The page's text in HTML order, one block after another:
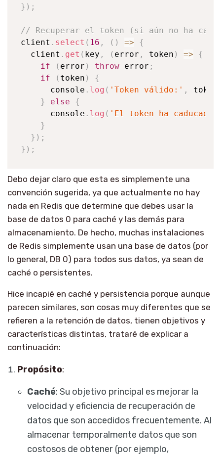
} ) ;
// Recuperar el token (si aún no ha
client . select ( 16 , ( ) =>
{
  client
. get ( key , ( error , token ) =>
{
if
( error ) throw error ;
if
( token )
{
console . log ( 'Token válido:' , token
}
else
{
console . log ( 'El token ha
}
} ) ;
} ) ;
Debo dejar claro que esta es simplemente una
convención sugerida, ya que actualmente no hay
nada en Redis que determine que debes usar la
base de datos 0 para caché y las demás para
almacenamiento. De hecho, muchas instalaciones
de Redis simplemente usan una base de datos (por
lo general, DB 0) para todos sus datos, ya sean de
caché o persistentes.
Hice incapié en caché y persistencia porque aunque
parecen similares, son cosas muy diferentes que se
refieren a la retención de datos, tienen objetivos y
características distintas, trataré de explicar a
continuación:
Propósito:
Caché: Su objetivo principal es mejorar la
velocidad y eficiencia de recuperación de
datos que son accedidos frecuentemente. Al
almacenar temporalmente datos que son
costosos de obtener (por ejemplo,